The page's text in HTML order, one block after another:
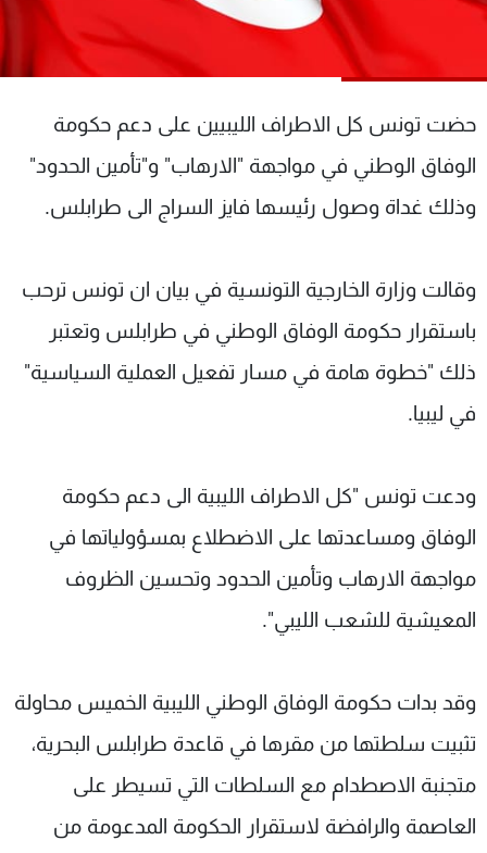
حضت تونس كل الاطراف الليبيين على دعم حكومة
الوفاق الوطني في مواجهة "الارهاب" و"تأمين الحدود"
وذلك غداة وصول رئيسها فايز السراج الى طرابلس.
وقالت وزارة الخارجية التونسية في بيان ان تونس ترحب
باستقرار حكومة الوفاق الوطني في طرابلس وتعتبر
ذلك "خطوة هامة في مسار تفعيل العملية السياسية"
في ليبيا.
ودعت تونس "كل الاطراف الليبية الى دعم حكومة
الوفاق ومساعدتها على الاضطلاع بمسؤولياتها في
مواجهة الارهاب وتأمين الحدود وتحسين الظروف
المعيشية للشعب الليبي".
وقد بدات حكومة الوفاق الوطني الليبية الخميس محاولة
تثبيت سلطتها من مقرها في قاعدة طرابلس البحرية،
متجنبة الاصطدام مع السلطات التي تسيطر على
العاصمة والرافضة لاستقرار الحكومة المدعومة من
عن MTV
لاعلاناتكم
وظائف
شروط الإسـتخدام